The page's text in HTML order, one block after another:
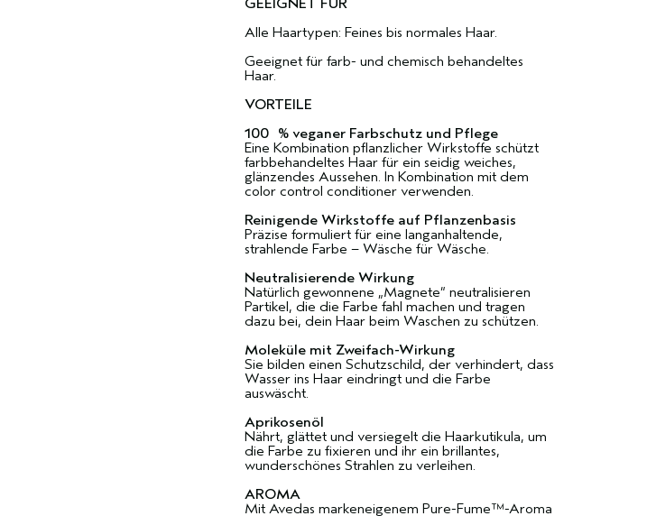
GEEIGNET FÜR
Alle Haartypen: Feines bis normales Haar.
Geeignet für farb- und chemisch behandeltes
Haar.
VORTEILE
100 % veganer Farbschutz und Pflege
Eine Kombination pflanzlicher Wirkstoffe schützt
farbbehandeltes Haar für ein seidig weiches,
glänzendes Aussehen. In Kombination mit dem
color control conditioner verwenden.
Reinigende Wirkstoffe auf Pflanzenbasis
Präzise formuliert für eine langanhaltende,
strahlende Farbe – Wäsche für Wäsche.
Neutralisierende Wirkung
Natürlich gewonnene „Magnete“ neutralisieren
Partikel, die die Farbe fahl machen und tragen
dazu bei, dein Haar beim Waschen zu schützen.
Moleküle mit Zweifach-Wirkung
Sie bilden einen Schutzschild, der verhindert, dass
Wasser ins Haar eindringt und die Farbe
auswäscht.
Aprikosenöl
Nährt, glättet und versiegelt die Haarkutikula, um
die Farbe zu fixieren und ihr ein brillantes,
wunderschönes Strahlen zu verleihen.
AROMA
Mit Avedas markeneigenem Pure-Fume™-Aroma